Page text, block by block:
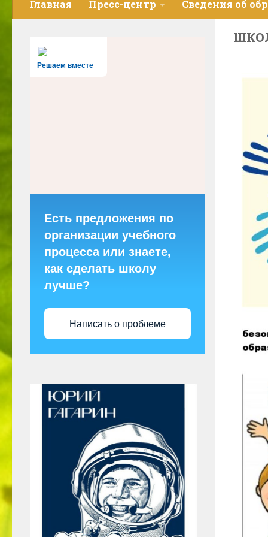
Главная Пресс-центр Сведения об
Решаем вместе
Есть предложения по
организации учебного
процесса или знаете,
как сделать школу
лучше?
Написать о проблеме